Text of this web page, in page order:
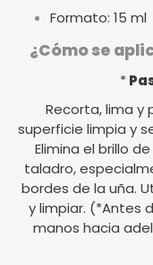
Formato: 15 ml
¿Cómo se
*
Recorta, lima y
superficie limpia y
Elimina el brillo
taladro,
bordes de la uña.
y limpiar. (*Antes
manos hacia